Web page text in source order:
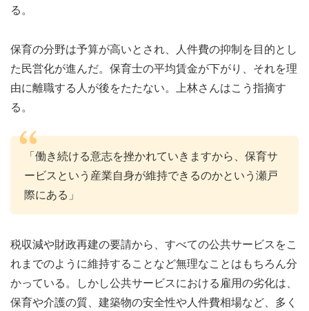
る。
保育の分野は予算が高いとされ、人件費の抑制を目的とし
た民営化が進んだ。保育士の平均賃金が下がり、それを理
由に離職する人が後をたたない。上林さんはこう指摘す
る。
「働き続ける意志を挫かれていきますから、保育サ
ービスという産業自身が維持できるのかという瀬戸
際にある」
税収減や財政再建の要請から、すべての公共サービスをこ
れまでのように維持することなど無理なことはもちろん分
かっている。しかし公共サービスにおける雇用の劣化は、
保育や介護の質、建築物の安全性や人件費相場など、多く